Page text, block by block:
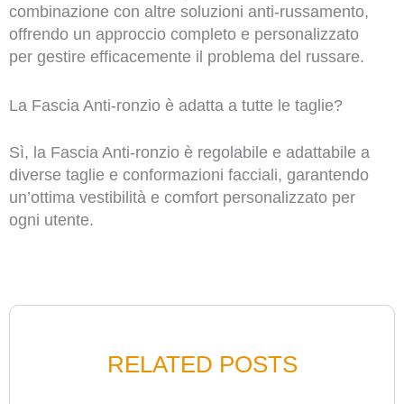
combinazione con altre soluzioni anti-russamento,
offrendo un approccio completo e personalizzato
per gestire efficacemente il problema del russare.
La Fascia Anti-ronzio è adatta a tutte le taglie?
Sì, la Fascia Anti-ronzio è regolabile e adattabile a
diverse taglie e conformazioni facciali, garantendo
un’ottima vestibilità e comfort personalizzato per
ogni utente.
RELATED POSTS